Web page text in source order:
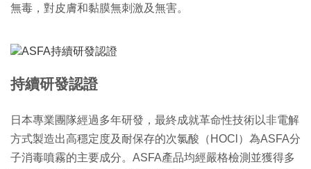
無毒， 對皮膚和黏膜無刺激及無害。
持續研發認證
日本專業團隊經過多年研發， 最終成就革命性技術以非電解
方式製造出高穩定度及耐保存的次氯酸 （HOCl）為ASFA分
子消毒噴霧的主要成分。ASFA產品均經嚴格檢測並獲得多